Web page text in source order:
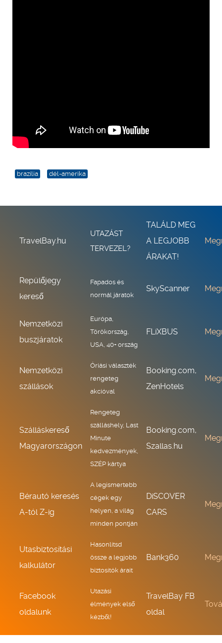
brazília dél-amerika
TravelBay.hu
UTAZÁST
TERVEZEL?
TALÁLD MEG
A LEGJOBB
ÁRAKAT!
Repülőjegy
kereső
Fapados és
normál járatok
SkyScanner
Nemzetközi
buszjáratok
Európa,
Törökország,
USA, 40+ ország
FLiXBUS
Nemzetközi
szállások
Óriási választék
rengeteg
akcióval
Booking.com,
ZenHotels
Szálláskereső
Magyarországon
Rengeteg
szálláshely, Last
Minute
kedvezmények,
SZÉP kártya
Booking.com,
Szallas.hu
Bérautó keresés
A-tól Z-ig
A legismertebb
cégek egy
helyen, a világ
minden pontján
DiSCOVER
CARS
Utasbiztosítási
kalkulátor
Hasonlítsd
össze a legjobb
biztosítók árait
Bank360
Facebook
oldalunk
Utazási
élmények első
kézből!
TravelBay FB
oldal